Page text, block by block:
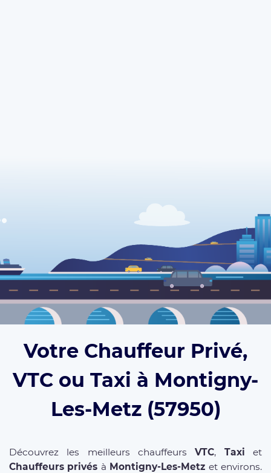
Votre Chauffeur Privé,
VTC ou Taxi à Montigny-
Les-Metz (57950)
Découvrez les meilleurs chauffeursVTC, Taxi et
Chauffeurs privés à Montigny-Les-Metz et environs.